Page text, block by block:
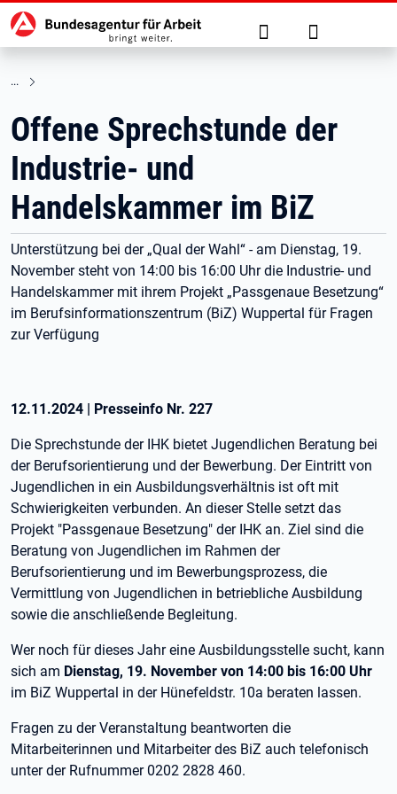
zu den Hauptinhalten springen
Hauptnavigation Suche Anmelden
Offene Sprechstunde der
Industrie- und
Handelskammer im BiZ
Unterstützung bei der „Qual der Wahl“ - am Dienstag, 19.
November steht von 14:00 bis 16:00 Uhr die Industrie- und
Handelskammer mit ihrem Projekt „Passgenaue Besetzung“
im Berufsinformationszentrum (BiZ) Wuppertal für Fragen
zur Verfügung
12.11.2024 | Presseinfo Nr. 227
Die Sprechstunde der IHK bietet Jugendlichen Beratung bei
der Berufsorientierung und der Bewerbung. Der Eintritt von
Jugendlichen in ein Ausbildungsverhältnis ist oft mit
Schwierigkeiten verbunden. An dieser Stelle setzt das
Projekt "Passgenaue Besetzung" der IHK an. Ziel sind die
Beratung von Jugendlichen im Rahmen der
Berufsorientierung und im Bewerbungsprozess, die
Vermittlung von Jugendlichen in betriebliche Ausbildung
sowie die anschließende Begleitung.
Wer noch für dieses Jahr eine Ausbildungsstelle sucht, kann
sich am Dienstag, 19. November von 14:00 bis 16:00 Uhr
im BiZ Wuppertal in der Hünefeldstr. 10a beraten lassen.
Fragen zu der Veranstaltung beantworten die
Mitarbeiterinnen und Mitarbeiter des BiZ auch telefonisch
unter der Rufnummer 0202 2828 460.